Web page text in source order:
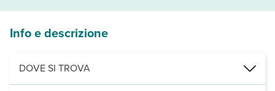
Info e descrizione
DOVE SI TROVA